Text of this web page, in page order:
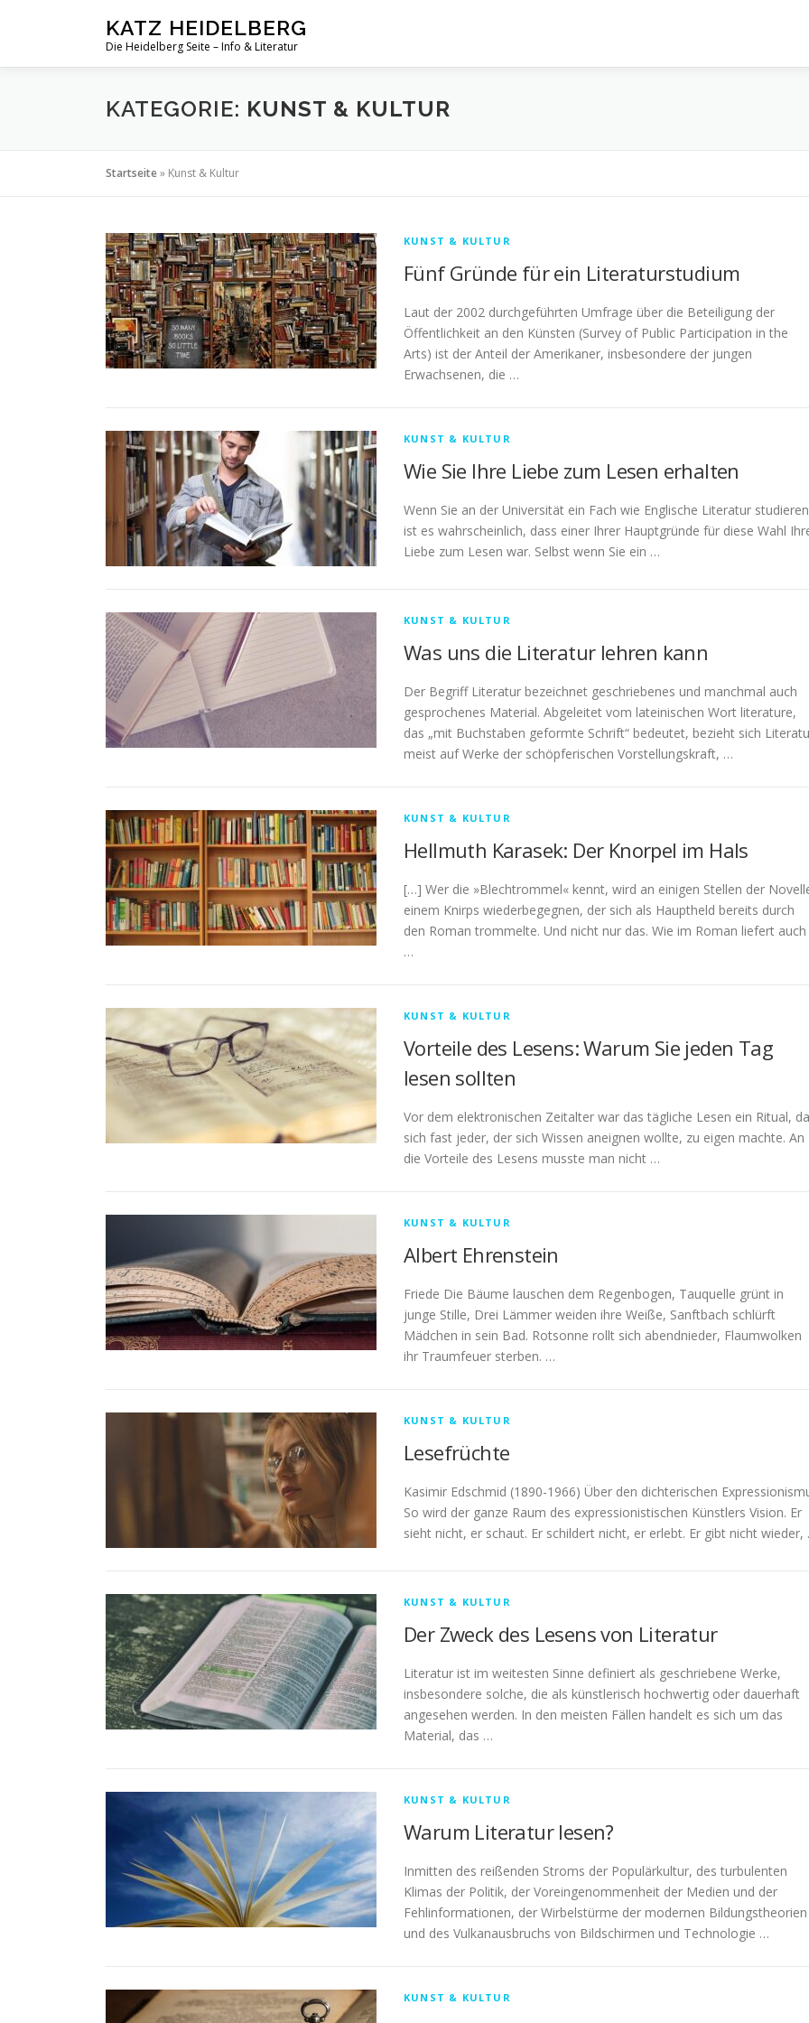
KATZ HEIDELBERG
Die Heidelberg Seite – Info & Literatur
KATEGORIE: KUNST & KULTUR
Startseite» Kunst & Kultur
KUNST & KULTUR
Fünf Gründe für ein Literaturstudium
Laut der 2002 durchgeführten Umfrage über die Beteiligung der
Öffentlichkeit an den Künsten (Survey of Public Participation in the
Arts) ist der Anteil der Amerikaner, insbesondere der jungen
Erwachsenen, die …
KUNST & KULTUR
Wie Sie Ihre Liebe zum Lesen erhalten
Wenn Sie an der Universität ein Fach wie Englische Literatur
ist es wahrscheinlich, dass einer Ihrer Hauptgründe für diese Wahl
Liebe zum Lesen war. Selbst wenn Sie ein …
KUNST & KULTUR
Was uns die Literatur lehren kann
Der Begriff Literatur bezeichnet geschriebenes und manchmal auch
gesprochenes Material. Abgeleitet vom lateinischen Wort literature,
das „mit Buchstaben geformte Schrift“ bedeutet, bezieht sich
meist auf Werke der schöpferischen Vorstellungskraft, …
KUNST & KULTUR
Hellmuth Karasek: Der Knorpel im Hals
[…] Wer die »Blechtrommel« kennt, wird an einigen Stellen der
einem Knirps wiederbegegnen, der sich als Hauptheld bereits durch
den Roman trommelte. Und nicht nur das. Wie im Roman liefert auch
…
KUNST & KULTUR
Vorteile des Lesens: Warum Sie jeden Tag
lesen sollten
Vor dem elektronischen Zeitalter war das tägliche Lesen ein Ritual,
sich fast jeder, der sich Wissen aneignen wollte, zu eigen machte. An
die Vorteile des Lesens musste man nicht …
KUNST & KULTUR
Albert Ehrenstein
Friede Die Bäume lauschen dem Regenbogen, Tauquelle grünt in
junge Stille, Drei Lämmer weiden ihre Weiße, Sanftbach schlürft
Mädchen in sein Bad. Rotsonne rollt sich abendnieder, Flaumwolken
ihr Traumfeuer sterben. …
KUNST & KULTUR
Lesefrüchte
Kasimir Edschmid (1890-1966) Über den dichterischen
So wird der ganze Raum des expressionistischen Künstlers Vision. Er
sieht nicht, er schaut. Er schildert nicht, er erlebt. Er gibt nicht
KUNST & KULTUR
Der Zweck des Lesens von Literatur
Literatur ist im weitesten Sinne definiert als geschriebene Werke,
insbesondere solche, die als künstlerisch hochwertig oder dauerhaft
angesehen werden. In den meisten Fällen handelt es sich um das
Material, das …
KUNST & KULTUR
Warum Literatur lesen?
Inmitten des reißenden Stroms der Populärkultur, des turbulenten
Klimas der Politik, der Voreingenommenheit der Medien und der
Fehlinformationen, der Wirbelstürme der modernen Bildungstheorien
und des Vulkanausbruchs von Bildschirmen und Technologie …
KUNST & KULTUR